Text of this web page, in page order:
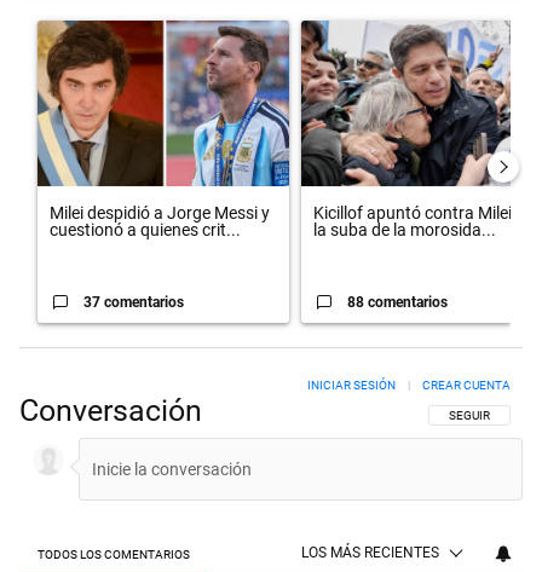
Un artículo de tendencia con el título "Milei despidió a Jorge Messi
Milei despidió a Jorge Messi y
cuestionó a quienes crit...
37 comentarios
Un artículo de tendencia con el
Kicillof apuntó contra Milei por
la suba de la morosida...
88 comentarios
Conversación SIGA ESTA
SEGUIR
INICIAR SESIÓN CREAR CUENTA
TODOS LOS COMENTARIOS LOS MÁS RECIENTES